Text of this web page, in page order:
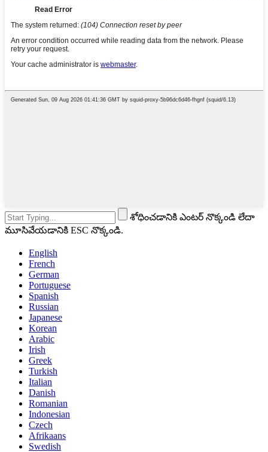
శోధించడానికి ఎంటర్ నొక్కండి లేదా
మూసివేయడానికి ESC నొక్కండి.
English
French
German
Portuguese
Spanish
Russian
Japanese
Korean
Arabic
Irish
Greek
Turkish
Italian
Danish
Romanian
Indonesian
Czech
Afrikaans
Swedish